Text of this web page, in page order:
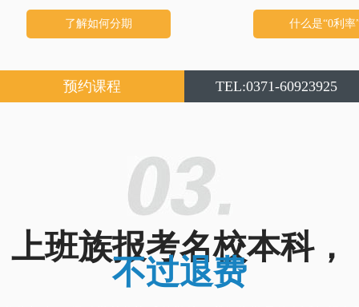
了解如何分期 什么是“0利率
预约课程 TEL:0371-60923925
上班族报考名校本科，
不过退费